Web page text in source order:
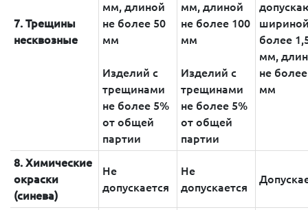
7. Трещины
несквозные
мм, длиной
не более 50
мм
Изделий с
трещинами
не более 5%
от общей
партии
мм, длиной
не более 100
мм
Изделий с
трещинами
не более 5%
от общей
партии
более
мм,
не
мм
8. Химические
окраски
(синева)
Не
допускается
Не
допускается